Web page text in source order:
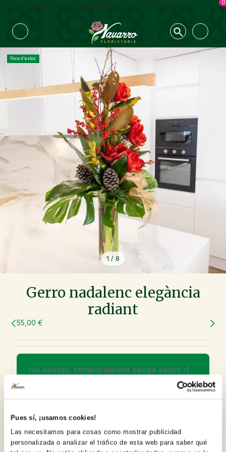
Pues sí, ¡usamos cookies!
Las necesitamos para cosas como mostrar publicidad
personalizada o analizar el tráfico de esta web para saber qué
Fes la teva comanda i recull-ho amb Click & Collect 0
Fora d'estoc
1 / 8
Gerro nadalenc elegància
radiant
55,00 €
Ho sentim, temporalment sense estoc :(
Escriviu el vostre correu electrònic i tan aviat com
Inscriu-me a la Newsletter per no perdre'm les